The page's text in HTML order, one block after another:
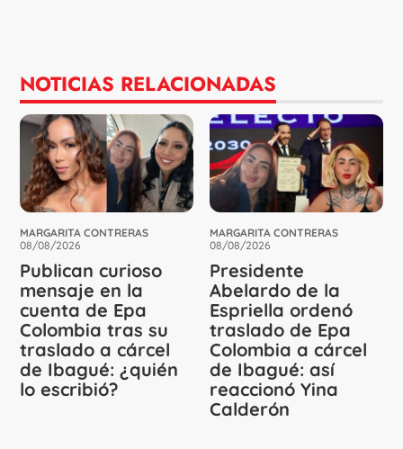
NOTICIAS RELACIONADAS
MARGARITA CONTRERAS
08/08/2026
Publican curioso
mensaje en la
cuenta de Epa
Colombia tras su
traslado a cárcel
de Ibagué: ¿quién
lo escribió?
MARGARITA CONTRERAS
08/08/2026
Presidente
Abelardo de la
Espriella ordenó
traslado de Epa
Colombia a cárcel
de Ibagué: así
reaccionó Yina
Calderón